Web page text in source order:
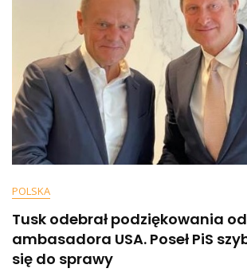
POLSKA
Tusk odebrał podziękowania od
ambasadora USA. Poseł PiS
się do sprawy